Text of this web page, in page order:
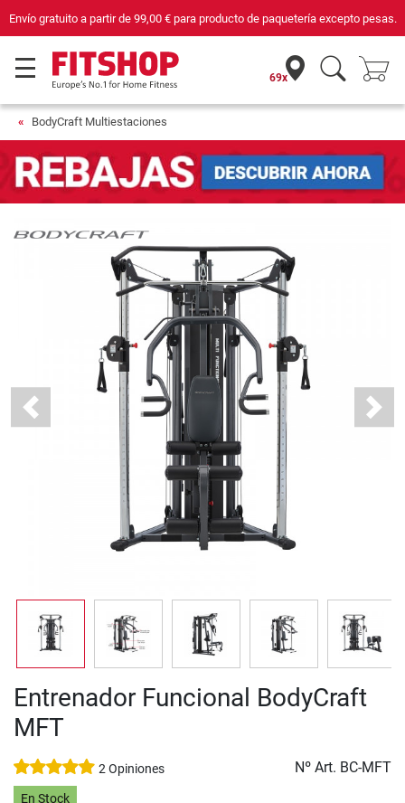
Compra con seguridad en Fitshop, comercio con sello de Confianza Online.
69x
BodyCraft Multiestaciones
Previous Next
Entrenador Funcional BodyCraft
MFT
2 Opiniones Nº Art. BC-MFT
En Stock